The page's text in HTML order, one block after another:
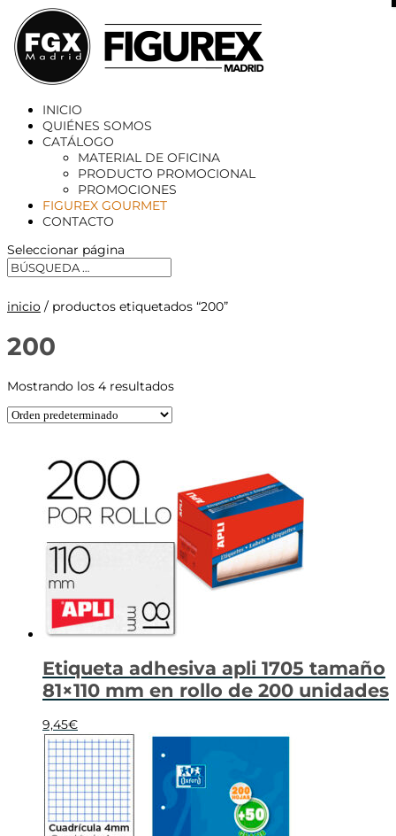
INICIO
QUIÉNES SOMOS
CATÁLOGO
MATERIAL DE OFICINA
PRODUCTO PROMOCIONAL
PROMOCIONES
FIGUREX GOURMET
CONTACTO
Seleccionar página
inicio / productos etiquetados “200”
200
Mostrando los 4 resultados
Etiqueta adhesiva apli 1705 tamaño
81×110 mm en rollo de 200 unidades
9,45€